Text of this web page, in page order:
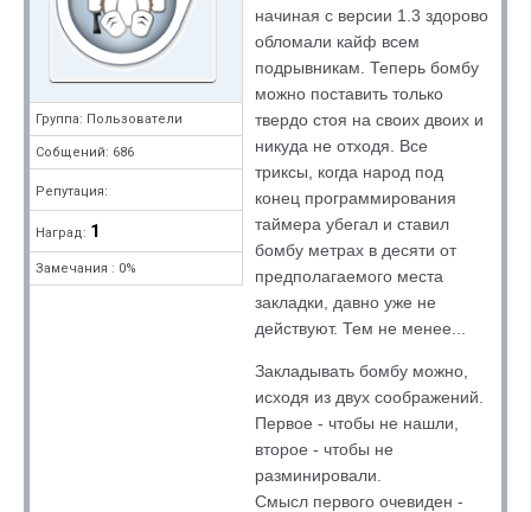
Группа: Пользователи
Собщений: 686
Репутация:
Наград: 1
Замечания : 0%
начиная с версии 1.3 здорово
обломали кайф всем
подрывникам. Теперь бомбу
можно поставить только
твердо стоя на своих двоих и
никуда не отходя. Все
триксы, когда народ под
конец программирования
таймера убегал и ставил
бомбу метрах в десяти от
предполагаемого места
закладки, давно уже не
действуют. Тем не менее...
Закладывать бомбу можно,
исходя из двух соображений.
Первое - чтобы не нашли,
второе - чтобы не
разминировали.
Смысл первого очевиден -